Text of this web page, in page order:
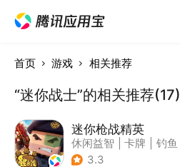
首页 游戏 相关推荐
“迷你战士”的相关推荐(17)
迷你枪战精英
休闲益智 卡牌
钓鱼
| 童年
3.3